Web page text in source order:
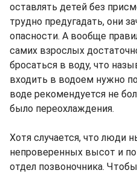
оставлять детей без
трудно предугадать, они
опасности. А вообще
самих взрослых
бросаться в воду, что
входить в водоем нужно
воде рекомендуется не
было переохлаждения.
Хотя случается, что люди
непроверенных высот и
отдел позвоночника.